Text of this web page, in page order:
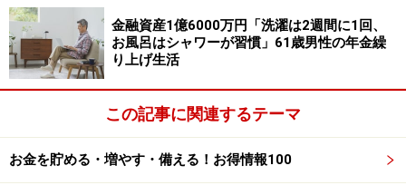
住民税非課税世帯となったことで、特に「給付金・支援
制度を受けたこと」は生活する上で大きな助けになった
そう。「気持ち的に、求職中も『こうした給付金が定期
的にあったら、なんとかやっていけそう』と感じ、とて
もありがたかった。所得制限のある手当、3歳未満保育
の無償など、サポート面で大きな恩恵を感じた」と言い
ます。
金融資産1億6000万円「洗濯は2週間に1回、
お風呂はシャワーが習慣」61歳男性の年金繰
り上げ生活
この記事に関連するテーマ
お金を貯める・増やす・備える！お得情報100